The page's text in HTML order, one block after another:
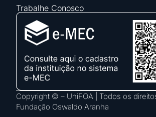
Trabalhe Conosco
Copyright © – UniFOA | Todos os
Fundação Oswaldo Aranha